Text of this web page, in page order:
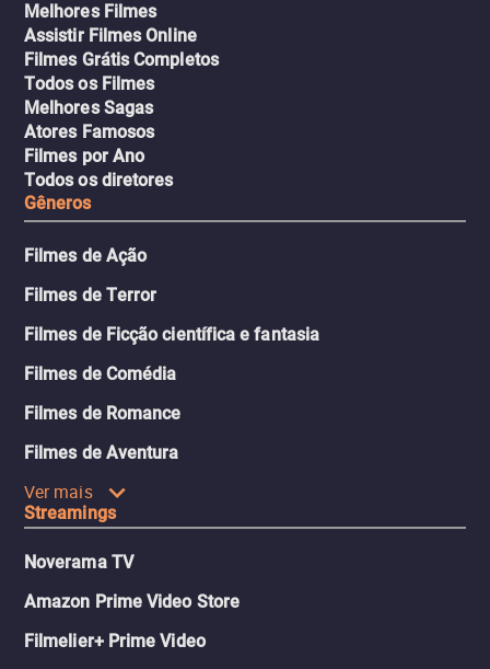
Melhores Filmes
Assistir Filmes Online
Filmes Grátis Completos
Todos os Filmes
Melhores Sagas
Atores Famosos
Filmes por Ano
Todos os diretores
Gêneros
Filmes de Ação
Filmes de Terror
Filmes de Ficção científica e fantasia
Filmes de Comédia
Filmes de Romance
Filmes de Aventura
Ver mais
Streamings
Noverama TV
Amazon Prime Video Store
Filmelier+ Prime Video